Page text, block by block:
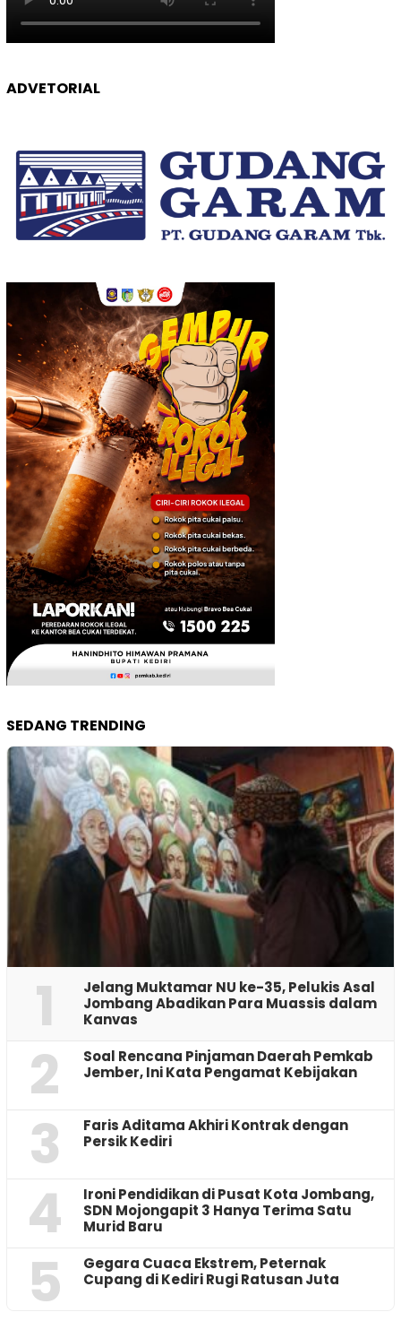
ADVETORIAL
SEDANG TRENDING
1
Jelang Muktamar NU ke-35, Pelukis Asal
Jombang Abadikan Para Muassis dalam
Kanvas
2
‎Soal Rencana Pinjaman Daerah Pemkab
Jember, Ini Kata Pengamat Kebijakan ‎
3
Faris Aditama Akhiri Kontrak dengan
Persik Kediri
4
Ironi Pendidikan di Pusat Kota Jombang,
SDN Mojongapit 3 Hanya Terima Satu
Murid Baru
5
‎Gegara Cuaca Ekstrem, Peternak
Cupang di Kediri Rugi Ratusan Juta